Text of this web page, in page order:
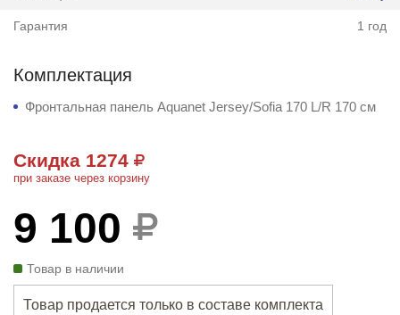
Гарантия 1 год
Комплектация
Фронтальная панель Aquanet Jersey/Sofia 170 L/R 170 см
Скидка 1274
при заказе через корзину
9 100
Товар в наличии
Товар продается только в составе комплекта